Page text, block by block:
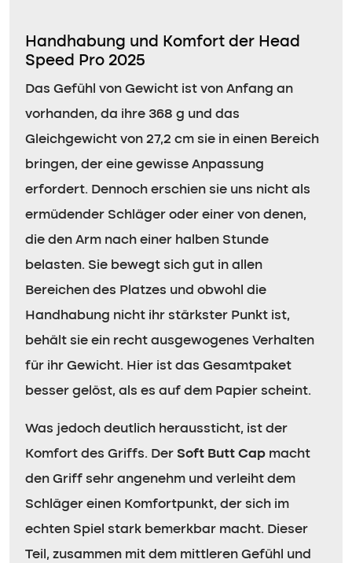
Handhabung und Komfort der Head
Speed Pro 2025
Das Gefühl von Gewicht ist von Anfang an
vorhanden, da ihre 368 g und das
Gleichgewicht von 27,2 cm sie in einen Bereich
bringen, der eine gewisse Anpassung
erfordert. Dennoch erschien sie uns nicht als
ermüdender Schläger oder einer von denen,
die den Arm nach einer halben Stunde
belasten. Sie bewegt sich gut in allen
Bereichen des Platzes und obwohl die
Handhabung nicht ihr stärkster Punkt ist,
behält sie ein recht ausgewogenes Verhalten
für ihr Gewicht. Hier ist das Gesamtpaket
besser gelöst, als es auf dem Papier scheint.
Was jedoch deutlich heraussticht, ist der
Komfort des Griffs. Der Soft Butt Cap macht
den Griff sehr angenehm und verleiht dem
Schläger einen Komfortpunkt, der sich im
echten Spiel stark bemerkbar macht. Dieser
Teil, zusammen mit dem mittleren Gefühl und